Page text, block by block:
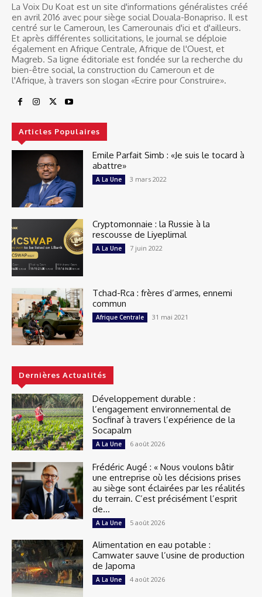
La Voix Du Koat est un site d'informations généralistes créé
en avril 2016 avec pour siège social Douala-Bonapriso. Il est
centré sur le Cameroun, les Camerounais d'ici et d'ailleurs.
Et après différentes sollicitations, le journal se déploie
également en Afrique Centrale, Afrique de l'Ouest, et
Magreb. Sa ligne éditoriale est fondée sur la recherche du
bien-être social, la construction du Cameroun et de
l'Afrique, à travers son slogan «Ecrire pour Construire».
Articles Populaires
Emile Parfait Simb : «Je suis le tocard à
abattre»
A La Une 3 mars 2022
Cryptomonnaie : la Russie à la
rescousse de Liyeplimal
A La Une 7 juin 2022
Tchad-Rca : frères d’armes, ennemi
commun
Afrique Centrale 31 mai 2021
Dernières Actualités
Développement durable :
l’engagement environnemental de
Socfinaf à travers l’expérience de la
Socapalm
A La Une 6 août 2026
Frédéric Augé : « Nous voulons bâtir
une entreprise où les décisions prises
au siège sont éclairées par les réalités
du terrain. C’est précisément l’esprit
de...
A La Une 5 août 2026
Alimentation en eau potable :
Camwater sauve l’usine de production
de Japoma
A La Une 4 août 2026